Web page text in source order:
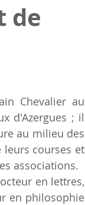
de
Chevalier au
d'Azergues ; il
au milieu des
courses et
associations.
en lettres,
en philosophie